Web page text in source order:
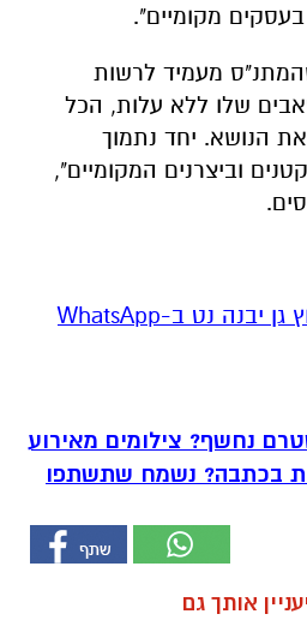
מקומיים".
מעמיד לרשות
שלו ללא עלות, הכל
הנושא. יחד נתמוך
וביצרנים המקומיים",
‏כדי לעקוב אחרי הערוץ גן יבנה נט ב-WhatsApp
נחשף? צילומים מאירוע
בכתבה? נשמח שתשתפו
אותך גם